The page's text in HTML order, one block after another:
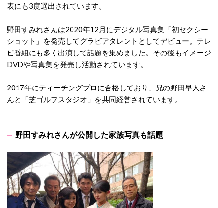
表にも3度選出されています。
野田すみれさんは2020年12月にデジタル写真集「初セクシー
ショット」を発売してグラビアタレントとしてデビュー。テレ
ビ番組にも多く出演して話題を集めました。その後もイメージ
DVDや写真集を発売し活動されています。
2017年にティーチングプロに合格しており、兄の野田早人さ
んと「芝ゴルフスタジオ」を共同経営されています。
野田すみれさんが公開した家族写真も話題